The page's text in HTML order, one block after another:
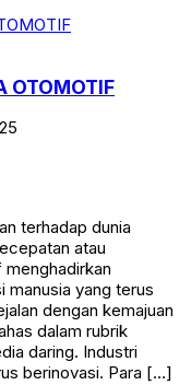
OTOMOTIF
terhadap dunia
atau
manusia yang terus
dengan kemajuan
dalam rubrik
daring. Industri
berinovasi. Para […]